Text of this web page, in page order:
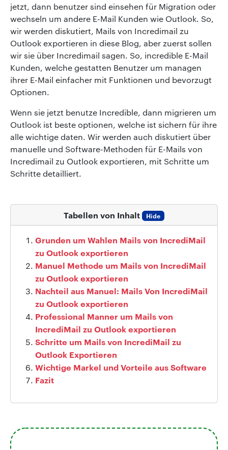
jetzt, dann benutzer sind einsehen für Migration oder
wechseln um andere E-Mail Kunden wie Outlook. So,
wir werden diskutiert, Mails von Incredimail zu
Outlook exportieren in diese Blog, aber zuerst sollen
wir sie über Incredimail sagen. So, incredible E-Mail
Kunden, welche gestatten Benutzer um managen
ihrer E-Mail einfacher mit Funktionen und bevorzugt
Optionen.
Wenn sie jetzt benutze Incredible, dann migrieren um
Outlook ist beste optionen, welche ist sichern für ihre
alle wichtige daten. Wir werden auch diskutiert über
manuelle und Software-Methoden für E-Mails von
Incredimail zu Outlook exportieren, mit Schritte um
Schritte detailliert.
Tabellen von Inhalt Hide
Grunden um Wahlen Mails von IncrediMail
zu Outlook exportieren
Manuel Methode um Mails von IncrediMail
zu Outlook exportieren
Nachteil aus Manuel: Mails Von IncrediMail
zu Outlook exportieren
Professional Manner um Mails von
IncrediMail zu Outlook exportieren
Schritte um Mails von IncrediMail zu
Outlook Exportieren
Wichtige Markel und Vorteile aus Software
Fazit